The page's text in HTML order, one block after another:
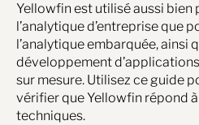
Yellowfin est utilisé aussi bien
l’analytique d’entreprise que
l’analytique embarquée, ainsi
développement
sur mesure. Utilisez ce guide
vérifier que Yellowfin répond
techniques.